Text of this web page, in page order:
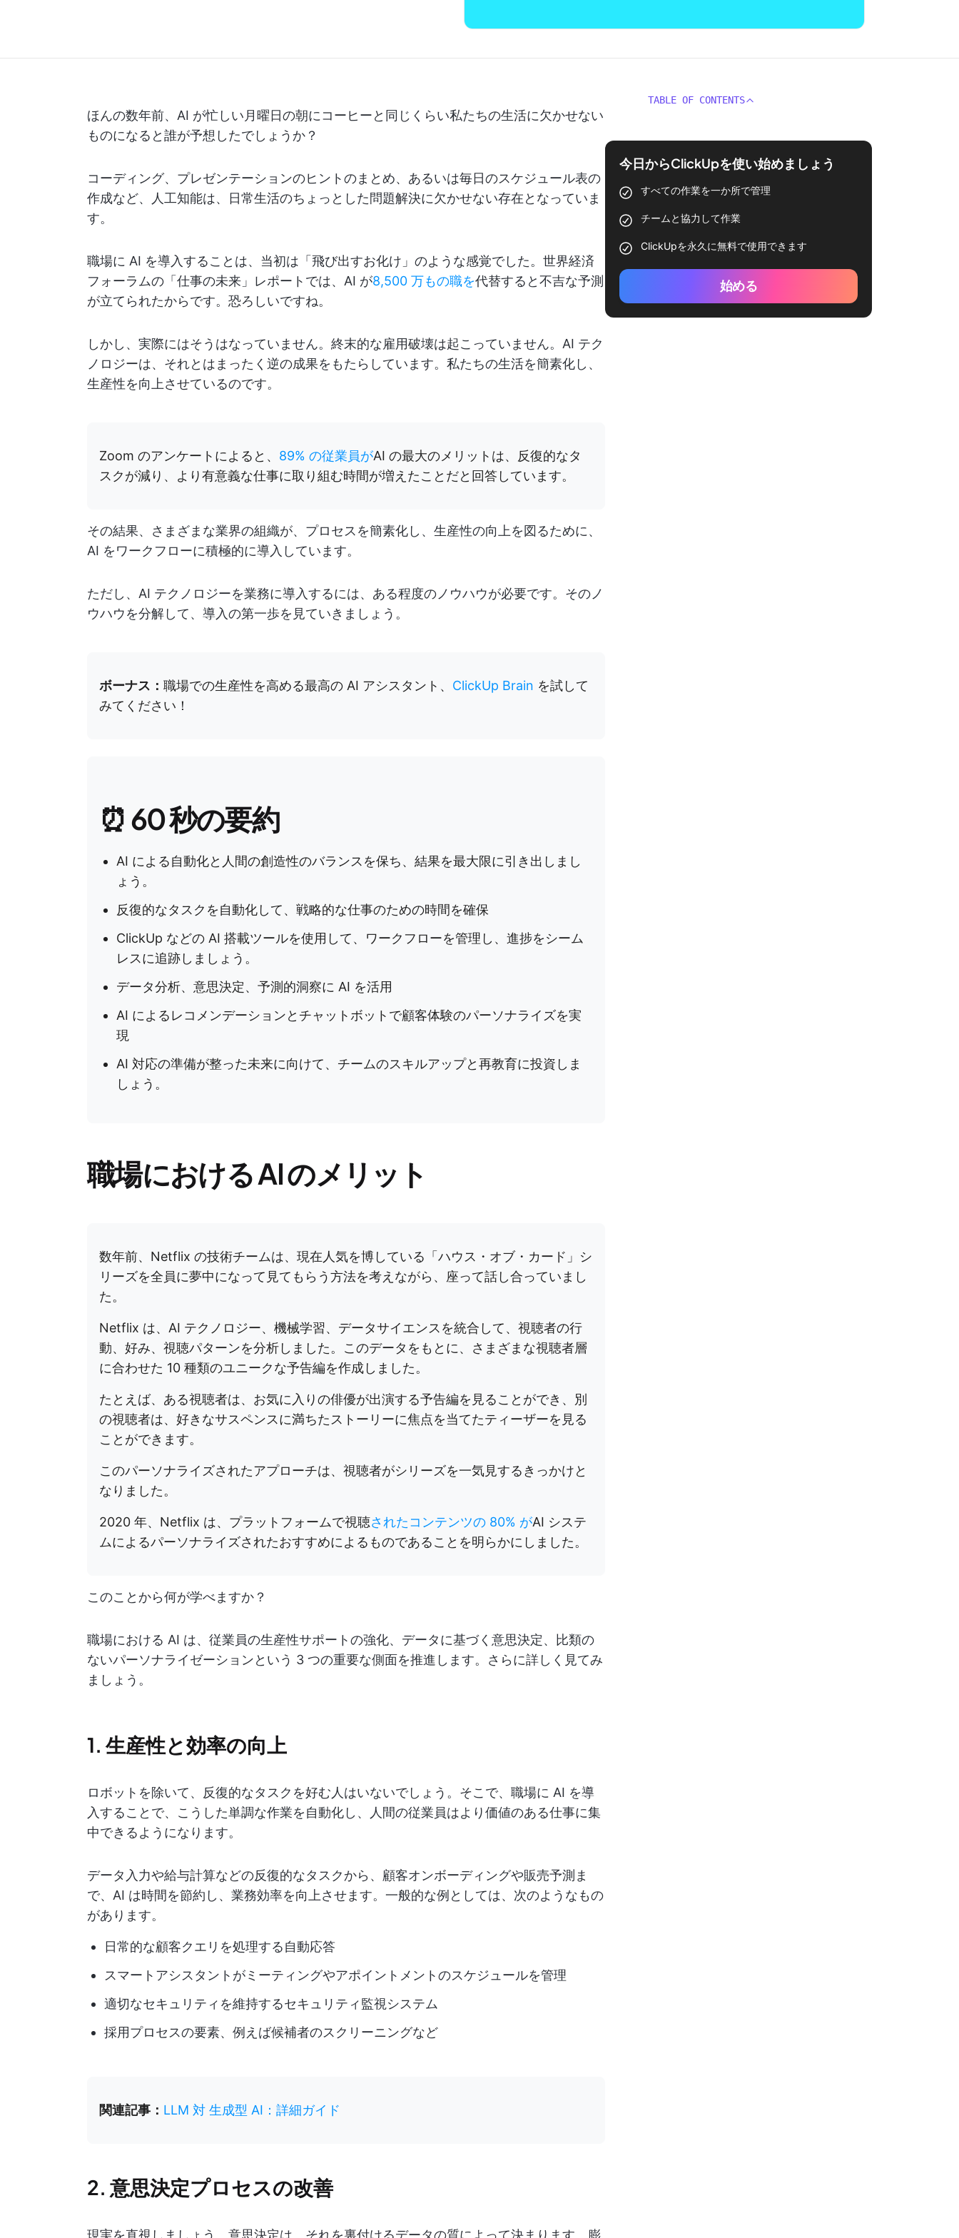
ほんの数年前、AI が忙しい月曜日の朝にコーヒーと同じくらい私たちの生活に欠かせない
ものになると誰が予想したでしょうか？
コーディング、プレゼンテーションのヒントのまとめ、あるいは毎日のスケジュール表の
作成など、人工知能は、日常生活のちょっとした問題解決に欠かせない存在となっていま
す。
職場に AI を導入することは、当初は「飛び出すお化け」のような感覚でした。世界経済
フォーラムの「仕事の未来」レポートでは、AI が8,500 万もの職を代替すると不吉な予測
が立てられたからです。恐ろしいですね。
しかし、実際にはそうはなっていません。終末的な雇用破壊は起こっていません。AI テク
ノロジーは、それとはまったく逆の成果をもたらしています。私たちの生活を簡素化し、
生産性を向上させているのです。
Zoom のアンケートによると、 89% の従業員がAI の最大のメリットは、反復的なタ
スクが減り、より有意義な仕事に取り組む時間が増えたことだと回答しています。
その結果、さまざまな業界の組織が、プロセスを簡素化し、生産性の向上を図るために、
AI をワークフローに積極的に導入しています。
ただし、AI テクノロジーを業務に導入するには、ある程度のノウハウが必要です。そのノ
ウハウを分解して、導入の第一歩を見ていきましょう。
ボーナス： 職場での生産性を高める最高の AI アシスタント、 ClickUp Brain を試して
みてください！
⏰ 60 秒の要約
AI による自動化と人間の創造性のバランスを保ち、結果を最大限に引き出しまし
ょう。
反復的なタスクを自動化して、戦略的な仕事のための時間を確保
ClickUp などの AI 搭載ツールを使用して、ワークフローを管理し、進捗をシーム
レスに追跡しましょう。
データ分析、意思決定、予測的洞察に AI を活用
AI によるレコメンデーションとチャットボットで顧客体験のパーソナライズを実
現
AI 対応の準備が整った未来に向けて、チームのスキルアップと再教育に投資しま
しょう。
職場における AI のメリット
数年前、Netflix の技術チームは、現在人気を博している「ハウス・オブ・カード」シ
リーズを全員に夢中になって見てもらう方法を考えながら、座って話し合っていまし
た。
Netflix は、AI テクノロジー、機械学習、データサイエンスを統合して、視聴者の行
動、好み、視聴パターンを分析しました。このデータをもとに、さまざまな視聴者層
に合わせた 10 種類のユニークな予告編を作成しました。
たとえば、ある視聴者は、お気に入りの俳優が出演する予告編を見ることができ、別
の視聴者は、好きなサスペンスに満ちたストーリーに焦点を当てたティーザーを見る
ことができます。
このパーソナライズされたアプローチは、視聴者がシリーズを一気見するきっかけと
なりました。
2020 年、Netflix は、プラットフォームで視聴されたコンテンツの 80% がAI システ
ムによるパーソナライズされたおすすめによるものであることを明らかにしました。
このことから何が学べますか？
職場における AI は、従業員の生産性サポートの強化、データに基づく意思決定、比類の
ないパーソナライゼーションという 3 つの重要な側面を推進します。さらに詳しく見てみ
ましょう。
1. 生産性と効率の向上
ロボットを除いて、反復的なタスクを好む人はいないでしょう。そこで、職場に AI を導
入することで、こうした単調な作業を自動化し、人間の従業員はより価値のある仕事に集
中できるようになります。
データ入力や給与計算などの反復的なタスクから、顧客オンボーディングや販売予測ま
で、AI は時間を節約し、業務効率を向上させます。一般的な例としては、次のようなもの
があります。
日常的な顧客クエリを処理する自動応答
スマートアシスタントがミーティングやアポイントメントのスケジュールを管理
適切なセキュリティを維持するセキュリティ監視システム
採用プロセスの要素、例えば候補者のスクリーニングなど
関連記事： LLM 対 生成型 AI：詳細ガイド
2. 意思決定プロセスの改善
現実を直視しましょう。意思決定は、それを裏付けるデータの質によって決まります。膨
TABLE OF CONTENTS
今日からClickUpを使い始めましょう
すべての作業を一か所で管理
チームと協力して作業
ClickUpを永久に無料で使用できます
始める